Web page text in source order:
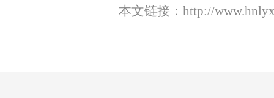
本文链接： http://